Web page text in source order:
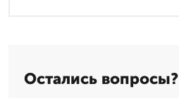
Остались вопросы?